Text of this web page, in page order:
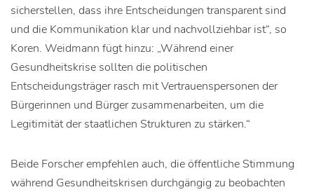
sicherstellen, dass ihre Entscheidungen transparent sind
und die Kommunikation klar und nachvollziehbar ist“, so
Koren. Weidmann fügt hinzu: „Während einer
Gesundheitskrise sollten die politischen
Entscheidungsträger rasch mit Vertrauenspersonen der
Bürgerinnen und Bürger zusammenarbeiten, um die
Legitimität der staatlichen Strukturen zu stärken.“
Beide Forscher empfehlen auch, die öffentliche Stimmung
während Gesundheitskrisen durchgängig zu beobachten